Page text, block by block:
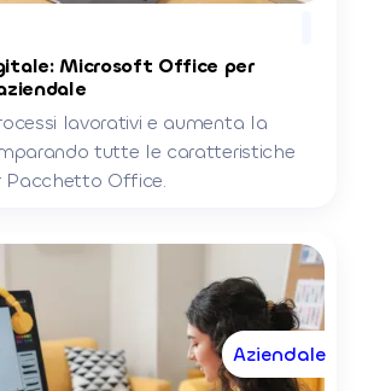
Microsoft Office per
lavorativi e aumenta la
tutte le caratteristiche
Pacchetto Office.
Aziendale